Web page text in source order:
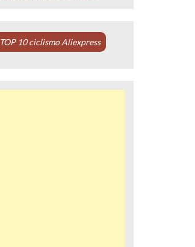
TOP 10 ciclismo Aliexpress